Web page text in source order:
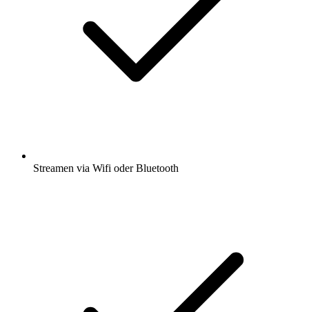
Streamen via Wifi oder Bluetooth